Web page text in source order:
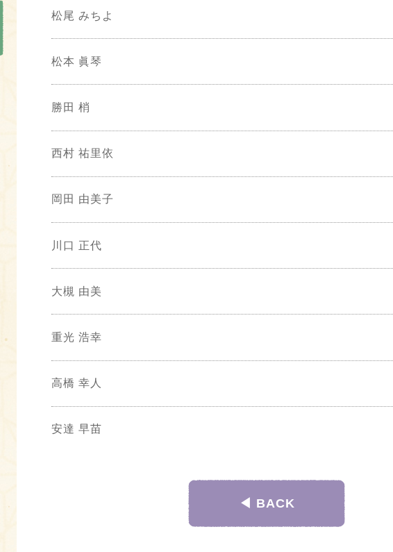
松尾 みちよ
松本 眞琴
勝田 梢
西村 祐里依
岡田 由美子
川口 正代
大槻 由美
重光 浩幸
高橋 幸人
安達 早苗
◀︎ BACK